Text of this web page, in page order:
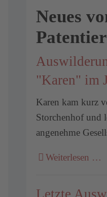
Neues
"Karen" im
Karen kam kurz
Storchenhof und
angenehme
Weiterlesen …